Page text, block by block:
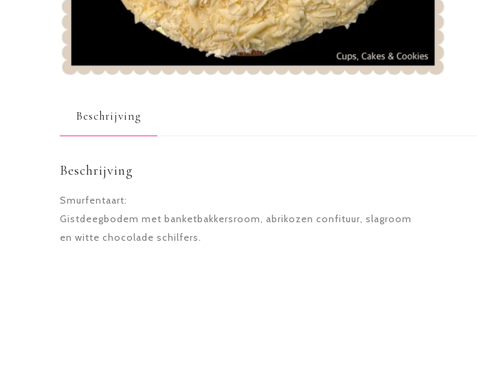
Beschrijving
Beschrijving
Smurfentaart:
Gistdeegbodem met banketbakkersroom, abrikozen confituur, slagroom
en witte chocolade schilfers.